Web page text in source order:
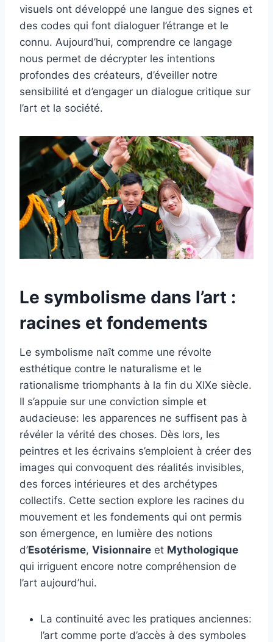
visuels ont développé une langue des signes et
des codes qui font dialoguer l’étrange et le
connu. Aujourd’hui, comprendre ce langage
nous permet de décrypter les intentions
profondes des créateurs, d’éveiller notre
sensibilité et d’engager un dialogue critique sur
l’art et la société.
Le symbolisme dans l’art :
racines et fondements
Le symbolisme naît comme une révolte
esthétique contre le naturalisme et le
rationalisme triomphants à la fin du XIXe siècle.
Il s’appuie sur une conviction simple et
audacieuse: les apparences ne suffisent pas à
révéler la vérité des choses. Dès lors, les
peintres et les écrivains s’emploient à créer des
images qui convoquent des réalités invisibles,
des forces intérieures et des archétypes
collectifs. Cette section explore les racines du
mouvement et les fondements qui ont permis
son émergence, en lumière des notions
d’Esotérisme, Visionnaire et Mythologique
qui irriguent encore notre compréhension de
l’art aujourd’hui.
La continuité avec les pratiques anciennes:
l’art comme porte d’accès à des symboles